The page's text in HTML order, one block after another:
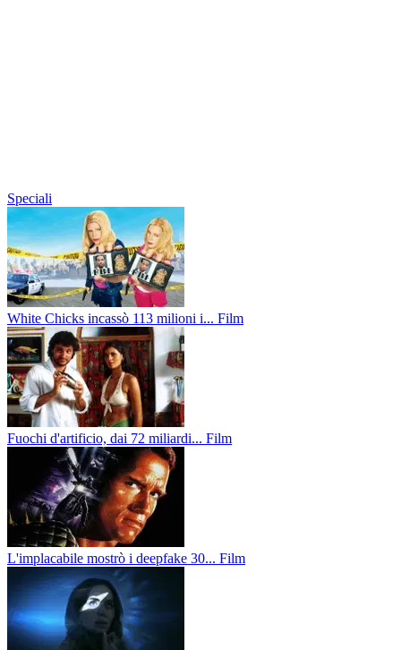
Speciali
White Chicks incassò 113 milioni i... Film
Fuochi d'artificio, dai 72 miliardi... Film
L'implacabile mostrò i deepfake 30... Film